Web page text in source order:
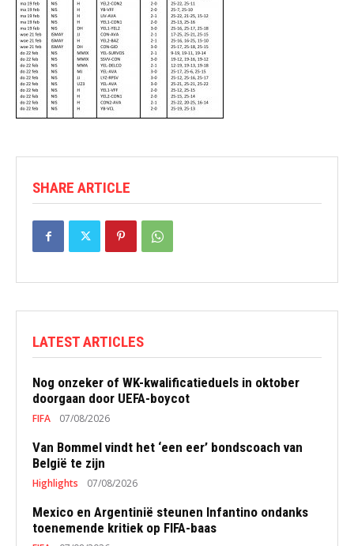
SHARE ARTICLE
LATEST ARTICLES
Nog onzeker of WK-kwalificatieduels in oktober
doorgaan door UEFA-boycot
FIFA 07/08/2026
Van Bommel vindt het ‘een eer’ bondscoach van
België te zijn
Highlights 07/08/2026
Mexico en Argentinië steunen Infantino ondanks
toenemende kritiek op FIFA-baas